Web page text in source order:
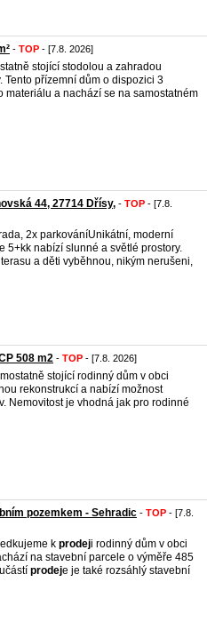
- TOP - [7.8. 2026]
stojící stodolou a zahradou
přízemní dům o dispozici 3
a nachází se na samostatném
44, 27714 Dřísy, - TOP - [7.8.
2x parkováníUnikátní, moderní
5+kk nabízí slunné a světlé prostory.
a děti vyběhnou, nikým nerušeni,
508 m2 - TOP - [7.8. 2026]
stojící rodinný dům v obci
rekonstrukcí a nabízí možnost
Nemovitost je vhodná jak pro rodinné
pozemkem - Sehradic - TOP - [7.8.
k prodeji rodinný dům v obci
na stavební parcele o výměře 485
prodeje je také rozsáhlý stavební